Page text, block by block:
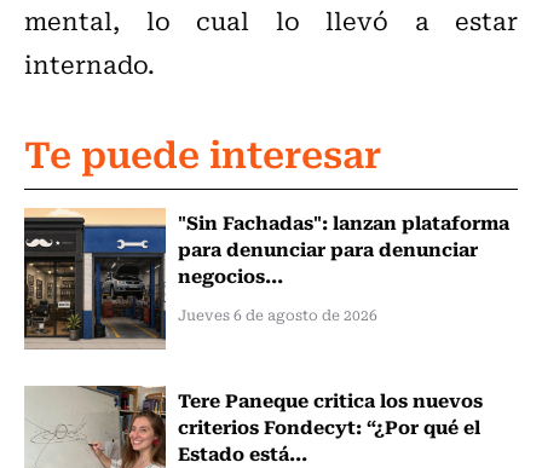
mental, lo cual lo llevó a estar
internado.
Te puede interesar
"Sin Fachadas": lanzan plataforma
para denunciar para denunciar
negocios...
Jueves 6 de agosto de 2026
Tere Paneque critica los nuevos
criterios Fondecyt: “¿Por qué el
Estado está...